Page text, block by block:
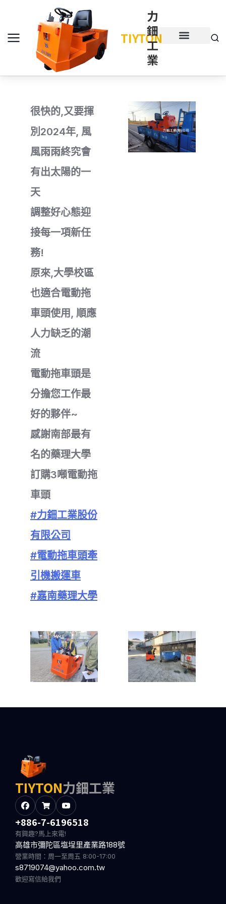
TIYTON
力
鈿
工
業
很快的,又要揮
別2024年, 風
風雨雨終究會
有出太陽的一
天
調整好心態迎
接每一項新任
務!
原來,大學校區
也適合電動拖
車頭使用, 順應
人力缺乏的潮
流
電動拖車頭是
分擔您工作最
好的夥伴~
感謝南部最有
名的藥理大學
訂購3噸電動拖
車頭
#力鈿工業股份
有限公司
#電動拖車頭牽
引機搬運車
#嘉南藥理大學
TIYTON力鈿工業
+886-7-6196518
有興趣?馬上來電!
高雄市彌陀區塩埕里產業路188號
營業時間：周一至周五 8:00-17:00
s8719074@yahoo.com.tw
歡迎寫信給我們